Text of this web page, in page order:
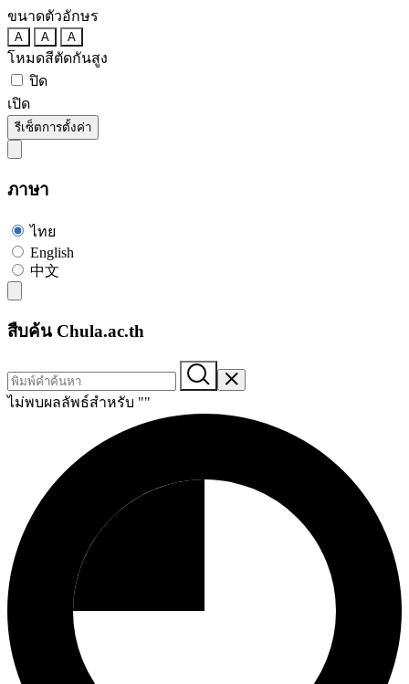
ขนาดตัวอักษร
A A A
โหมดสีตัดกันสูง
ปิด
เปิด
รีเซ็ตการตั้งค่า
ภาษา
ไทย
English
中文
สืบค้น Chula.ac.th
ไม่พบผลลัพธ์สำหรับ ""